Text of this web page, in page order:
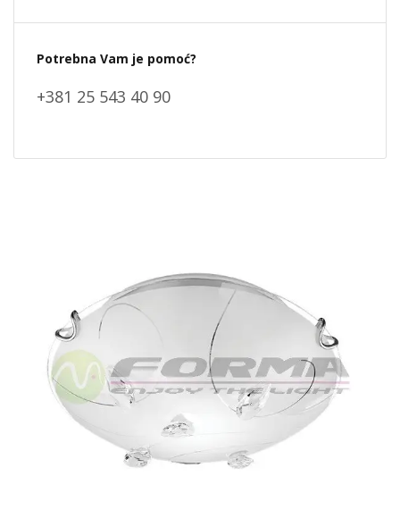
Potrebna Vam je pomoć?
+381 25 543 40 90